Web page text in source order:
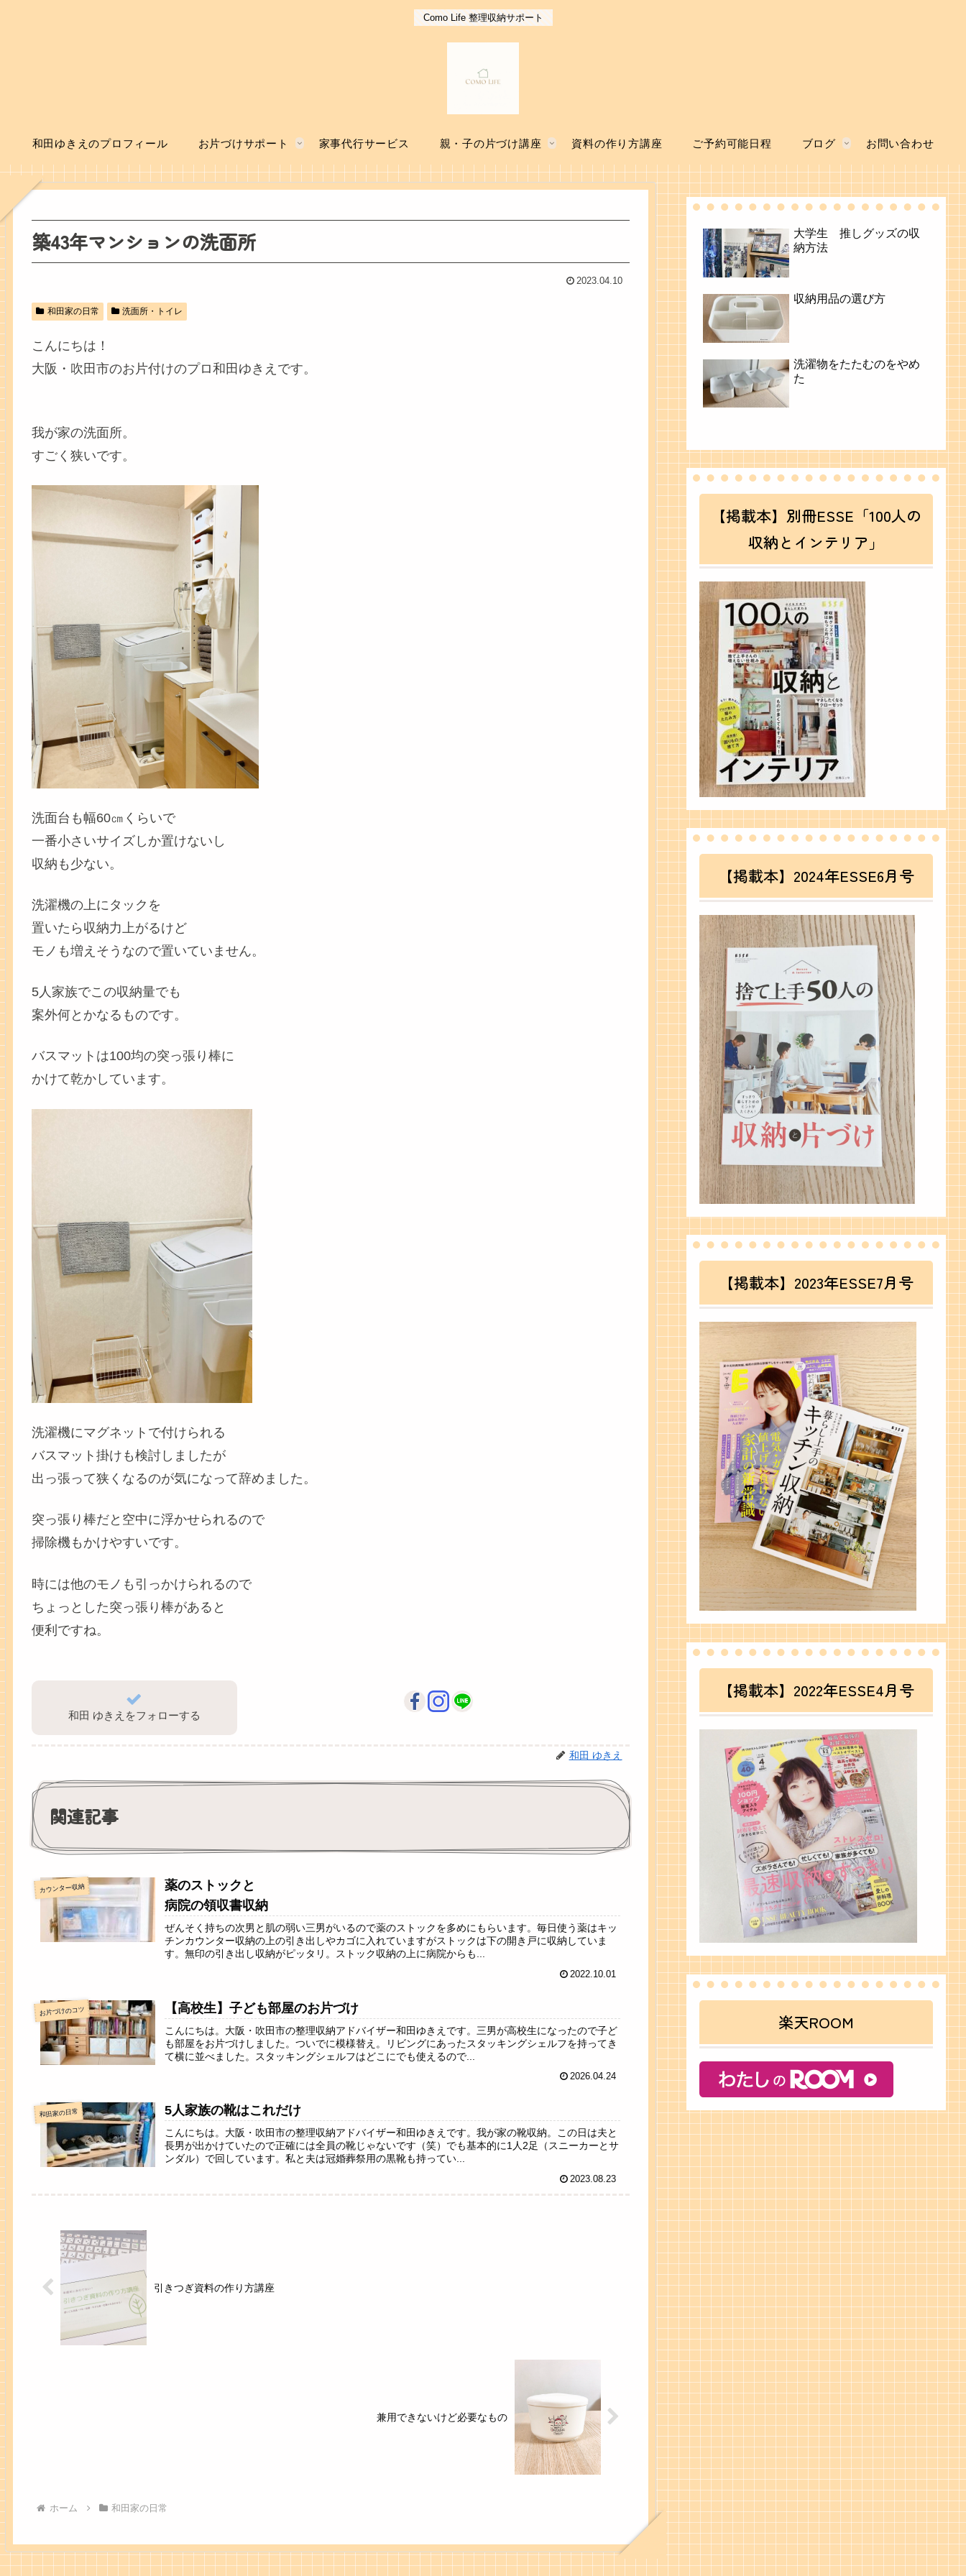
Como Life 整理収納サポート
和田ゆきえのプロフィール お片づけサポート 家事代行サービス 親・子の片づけ講座 資料の作り方講座 ご予約可能日程 ブログ お問い合わせ
築43年マンションの洗面所
2023.04.10
和田家の日常 洗面所・トイレ
こんにちは！
大阪・吹田市のお片付けのプロ和田ゆきえです。
我が家の洗面所。
すごく狭いです。
洗面台も幅60㎝くらいで
一番小さいサイズしか置けないし
収納も少ない。
洗濯機の上にタックを
置いたら収納力上がるけど
モノも増えそうなので置いていません。
5人家族でこの収納量でも
案外何とかなるものです。
バスマットは100均の突っ張り棒に
かけて乾かしています。
洗濯機にマグネットで付けられる
バスマット掛けも検討しましたが
出っ張って狭くなるのが気になって辞めました。
突っ張り棒だと空中に浮かせられるので
掃除機もかけやすいです。
時には他のモノも引っかけられるので
ちょっとした突っ張り棒があると
便利ですね。
和田 ゆきえをフォローする
和田 ゆきえ
関連記事
カウンター収納
薬のストックと
病院の領収書収納
ぜんそく持ちの次男と肌の弱い三男がいるので薬のストックを多めにもらいます。毎日使う薬はキッ
チンカウンター収納の上の引き出しやカゴに入れていますがストックは下の開き戸に収納していま
す。無印の引き出し収納がピッタリ。ストック収納の上に病院からも...
2022.10.01
お片づけのコツ 【高校生】子ども部屋のお片づけ
こんにちは。大阪・吹田市の整理収納アドバイザー和田ゆきえです。三男が高校生になったので子ど
も部屋をお片づけしました。ついでに模様替え。リビングにあったスタッキングシェルフを持ってき
て横に並べました。スタッキングシェルフはどこにでも使えるので...
2026.04.24
和田家の日常 5人家族の靴はこれだけ
こんにちは。大阪・吹田市の整理収納アドバイザー和田ゆきえです。我が家の靴収納。この日は夫と
長男が出かけていたので正確には全員の靴じゃないです（笑）でも基本的に1人2足（スニーカーとサ
ンダル）で回しています。私と夫は冠婚葬祭用の黒靴も持ってい...
2023.08.23
引きつぎ資料の作り方講座
兼用できないけど必要なもの
ホーム 和田家の日常
大学生 推しグッズの収
納方法
収納用品の選び方
洗濯物をたたむのをやめ
た
【掲載本】別冊ESSE「100人の
収納とインテリア」
【掲載本】2024年ESSE6月号
【掲載本】2023年ESSE7月号
【掲載本】2022年ESSE4月号
楽天ROOM